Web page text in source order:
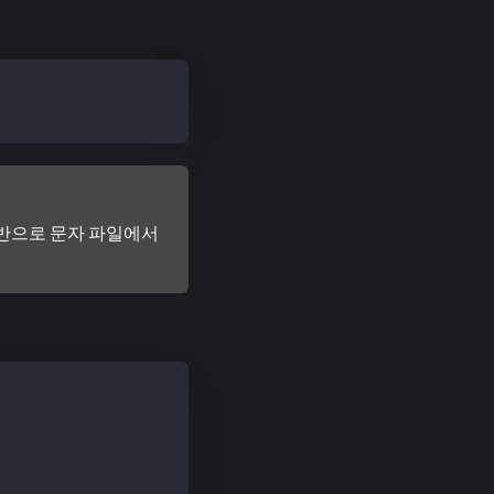
으로 문자 파일에서